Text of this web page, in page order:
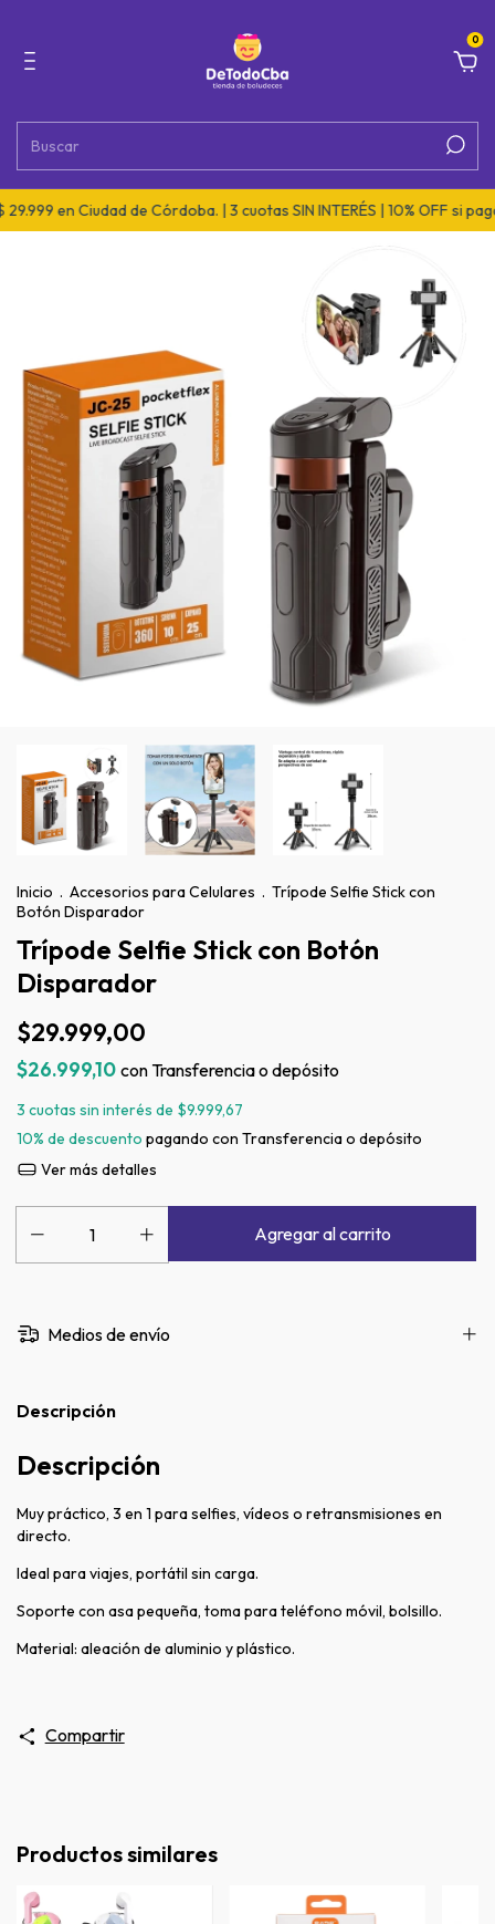
0
en Ciudad de Córdoba. | 3 cuotas SIN INTERÉS | 10% OFF si pagás
Inicio . Accesorios para Celulares . Trípode Selfie Stick con
Botón Disparador
Trípode Selfie Stick con Botón
Disparador
$29.999,00
$26.999,10 conTransferencia o depósito
3 cuotas sin interés de $9.999,67
10% de descuento pagando con Transferencia o depósito
Ver más detalles
Medios de envío
Descripción
Descripción
Muy práctico, 3 en 1 para selfies, vídeos o retransmisiones en
directo.
Ideal para viajes, portátil sin carga.
Soporte con asa pequeña, toma para teléfono móvil, bolsillo.
Material: aleación de aluminio y plástico.
Compartir
Productos similares